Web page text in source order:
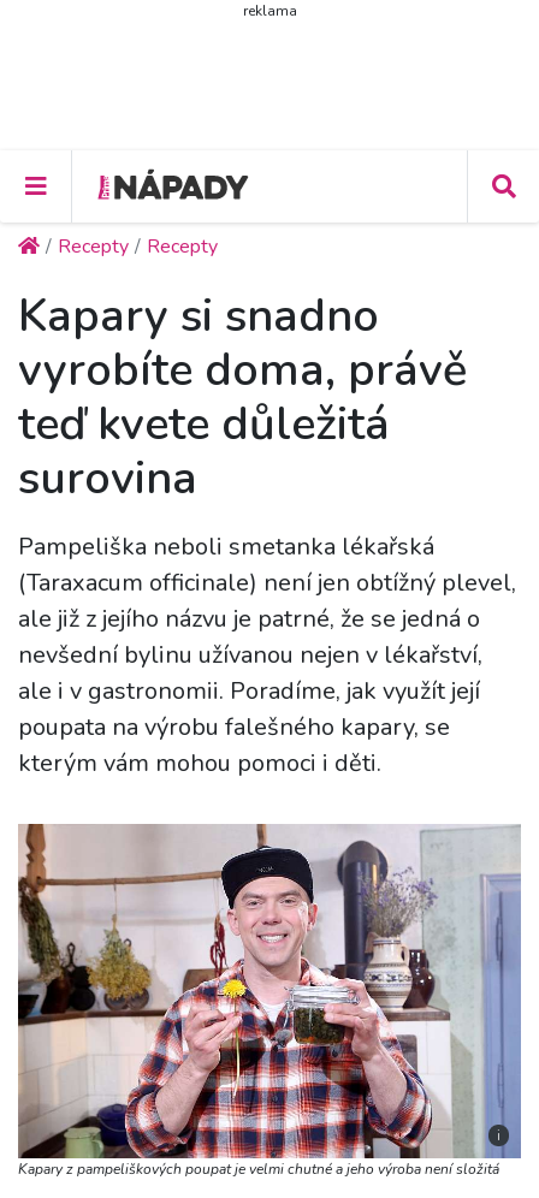
reklama
Recepty Recepty
Kapary si snadno
vyrobíte doma, právě
teď kvete důležitá
surovina
Pampeliška neboli smetanka lékařská
(Taraxacum officinale) není jen obtížný plevel,
ale již z jejího názvu je patrné, že se jedná o
nevšední bylinu užívanou nejen v lékařství,
ale i v gastronomii. Poradíme, jak využít její
poupata na výrobu falešného kapary, se
kterým vám mohou pomoci i děti.
i
Kapary z pampeliškových poupat je velmi chutné a jeho výroba není složitá